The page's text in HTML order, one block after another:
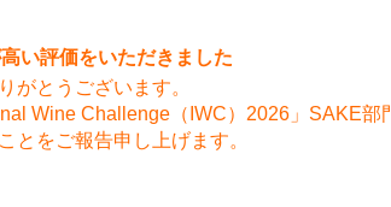
い評価をいただきました
がとうございます。
Wine Challenge（IWC）2026」SAKE部
とをご報告申し上げます。